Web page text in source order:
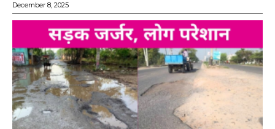
December 8, 2025